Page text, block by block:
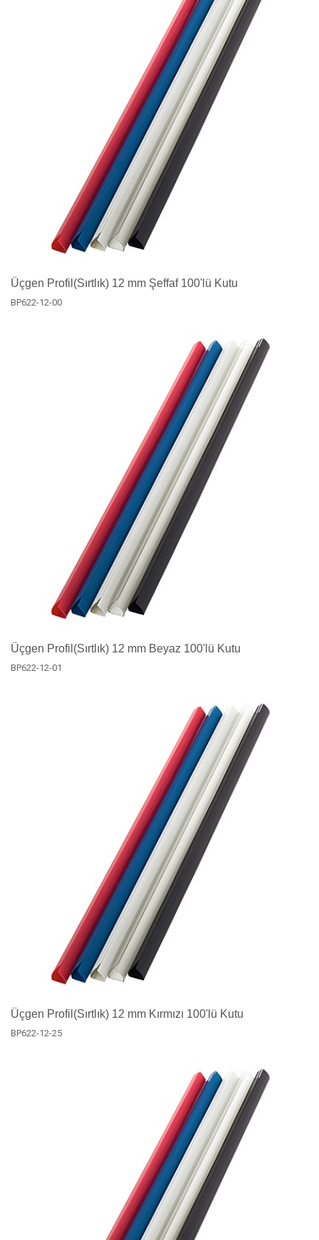
Üçgen Profil(Sırtlık) 12 mm Şeffaf 100'lü Kutu
BP622-12-00
Üçgen Profil(Sırtlık) 12 mm Beyaz 100'lü Kutu
BP622-12-01
Üçgen Profil(Sırtlık) 12 mm Kırmızı 100'lü Kutu
BP622-12-25